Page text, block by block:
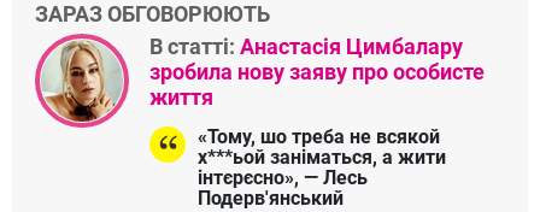
ЗАРАЗ ОБГОВОРЮЮТЬ
В статті: Анастасія Цимбалару
зробила нову заяву про особисте
життя
«Тому, шо треба не всякой
х***ьой заніматься, а жити
інтєрєсно», — Лесь
Подерв'янський